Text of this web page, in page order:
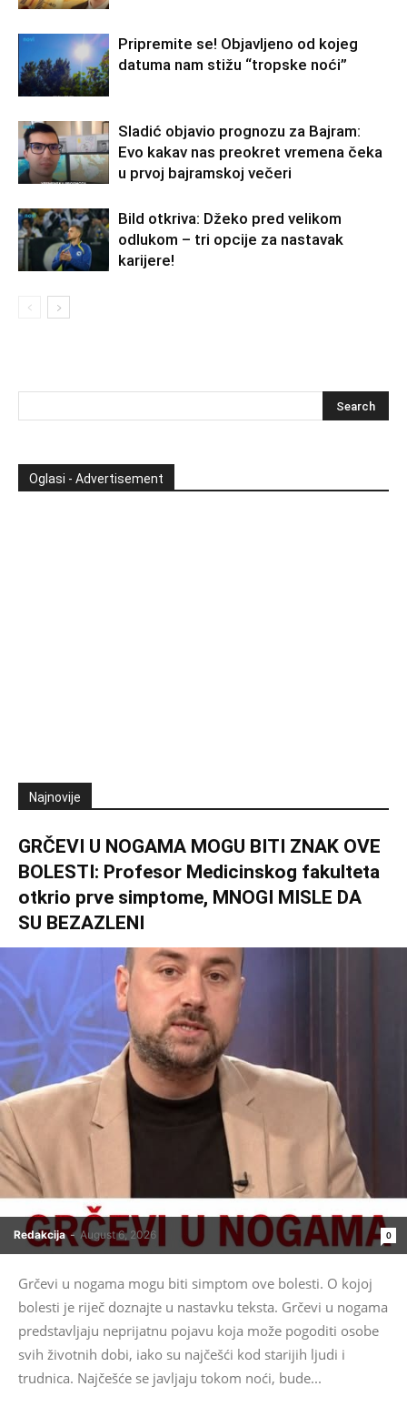
Pripremite se! Objavljeno od kojeg
datuma nam stižu “tropske noći”
Sladić objavio prognozu za Bajram:
Evo kakav nas preokret vremena čeka
u prvoj bajramskoj večeri
Bild otkriva: Džeko pred velikom
odlukom – tri opcije za nastavak
karijere!
Oglasi - Advertisement
Najnovije
GRČEVI U NOGAMA MOGU BITI ZNAK OVE
BOLESTI: Profesor Medicinskog fakulteta
otkrio prve simptome, MNOGI MISLE DA
SU BEZAZLENI
Redakcija - August 6, 2026 0
Grčevi u nogama mogu biti simptom ove bolesti. O kojoj
bolesti je riječ doznajte u nastavku teksta. Grčevi u nogama
predstavljaju neprijatnu pojavu koja može pogoditi osobe
svih životnih dobi, iako su najčešći kod starijih ljudi i
trudnica. Najčešće se javljaju tokom noći, bude...